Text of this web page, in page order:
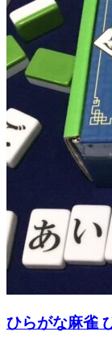
ひらがな麻雀